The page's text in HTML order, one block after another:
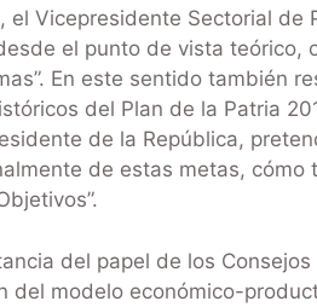
el Vicepresidente Sectorial de
el punto de vista teórico,
En este sentido también
del Plan de la Patria
de la República,
de estas metas,
del papel de los
del modelo económico-